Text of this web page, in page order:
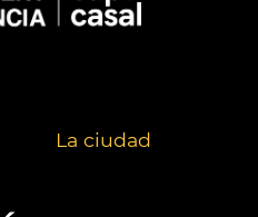
La ciudad